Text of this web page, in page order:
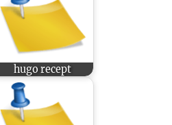
hugo recept